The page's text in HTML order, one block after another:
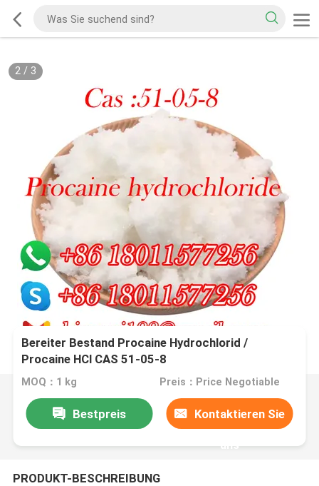
2/ 3
Bereiter Bestand Procaine Hydrochlorid /
Procaine HCl CAS 51-05-8
MOQ：1 kg Preis：Price Negotiable
Bestpreis Kontaktieren Sie
uns
PRODUKT-BESCHREIBUNG